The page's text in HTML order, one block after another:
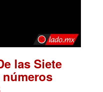
las Siete